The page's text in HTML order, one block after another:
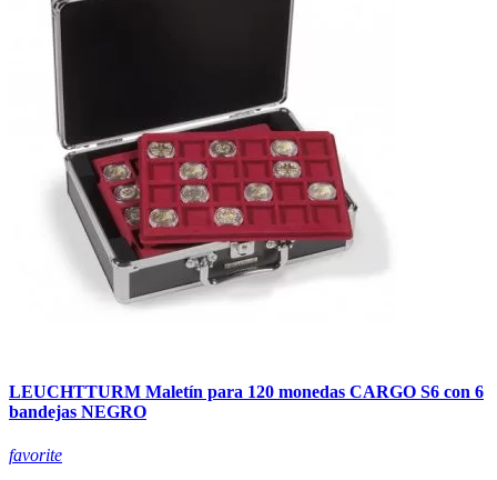
LEUCHTTURM Maletín para 120 monedas CARGO S6 con 6
bandejas NEGRO
favorite